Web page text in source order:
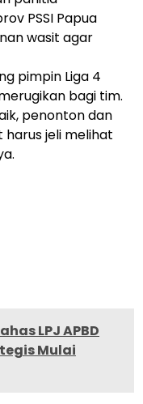
PSSI Papua
wasit agar
pimpin Liga 4
bagi tim.
penonton dan
jeli melihat
LPJ APBD
Mulai